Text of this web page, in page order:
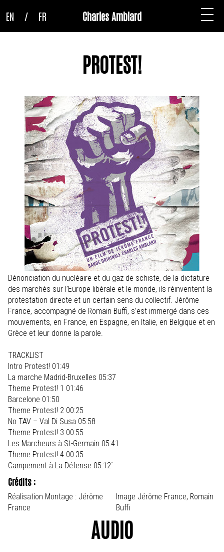
Charles Amblard
EN / FR
PROTEST!
Dénonciation du nucléaire et du gaz de schiste, de la dictature
des marchés sur l’Europe libérale et le monde, ils réinventent la
protestation directe et un certain sens du collectif. Jérôme
France, accompagné de Romain Buffi, s’est immergé dans ces
mouvements, en France, en Espagne, en Italie, en Belgique et en
Grèce et leur donne la parole.
TRACKLIST
Intro Protest! 01:49
La marche Madrid-Bruxelles 05:37
Theme Protest! 1 01:46
Barcelone 01:50
Theme Protest! 2 00:25
No TAV – Val Di Susa 05:58
Theme Protest! 3 00:55
Les Marcheurs à St-Germain 05:41
Theme Protest! 4 00:35
Campement à La Défense 05:12`
Crédits :
Réalisation Montage : Jérôme
France
Image Jérôme France, Romain
Buffi
AUDIO